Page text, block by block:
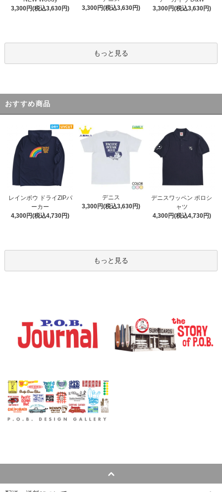
3,300円(税込3,630円)
3,300円(税込3,630円)
3,300円(税込3,630円)
もっと見る
おすすめ商品
レインボウ ドライZIPパ
ーカー
4,300円(税込4,730円)
デニス
3,300円(税込3,630円)
デニスワッペン ポロシ
ャツ
4,300円(税込4,730円)
もっと見る